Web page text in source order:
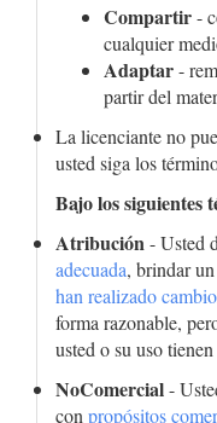
Compartir-
cualquier
Adaptar-
partir del
La licenciante no
usted siga los
Bajo los siguientes
Atribución- Usted
adecuada, brindar
han realizado
forma razonable,
usted o su uso
NoComercial-
con propósitos